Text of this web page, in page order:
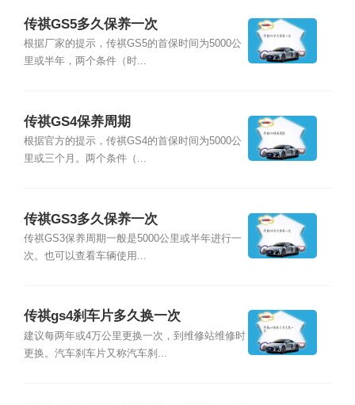
传祺GS5多久保养一次
根据厂家的提示，传祺GS5的首保时间为5000公
里或半年，两个条件（时...
传祺GS4保养周期
根据官方的提示，传祺GS4的首保时间为5000公
里或三个月。两个条件（...
传祺GS3多久保养一次
传祺GS3保养周期一般是5000公里或半年进行一
次。也可以查看车辆使用...
传祺gs4刹车片多久换一次
建议每两年或4万公里更换一次，到维修站维修时
更换。汽车刹车片又称汽车刹...